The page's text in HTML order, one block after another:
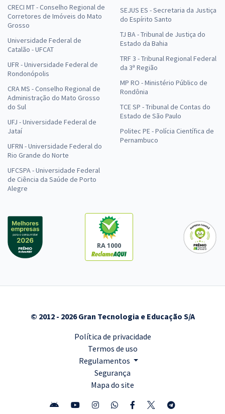
CRECI MT - Conselho Regional de
Corretores de Imóveis do Mato
Grosso
Universidade Federal de
Catalão - UFCAT
UFR - Universidade Federal de
Rondonópolis
CRA MS - Conselho Regional de
Administração do Mato Grosso
do Sul
UFJ - Universidade Federal de
Jataí
UFRN - Universidade Federal do
Rio Grande do Norte
UFCSPA - Universidade Federal
de Ciência da Saúde de Porto
Alegre
SEJUS ES - Secretaria da Justiça
do Espírito Santo
TJ BA - Tribunal de Justiça do
Estado da Bahia
TRF 3 - Tribunal Regional Federal
da 3ª Região
MP RO - Ministério Público de
Rondônia
TCE SP - Tribunal de Contas do
Estado de São Paulo
Politec PE - Polícia Científica de
Pernambuco
RA 1000
© 2012 - 2026 Gran Tecnologia e Educação S/A
Política de privacidade
Termos de uso
Regulamentos
Segurança
Mapa do site